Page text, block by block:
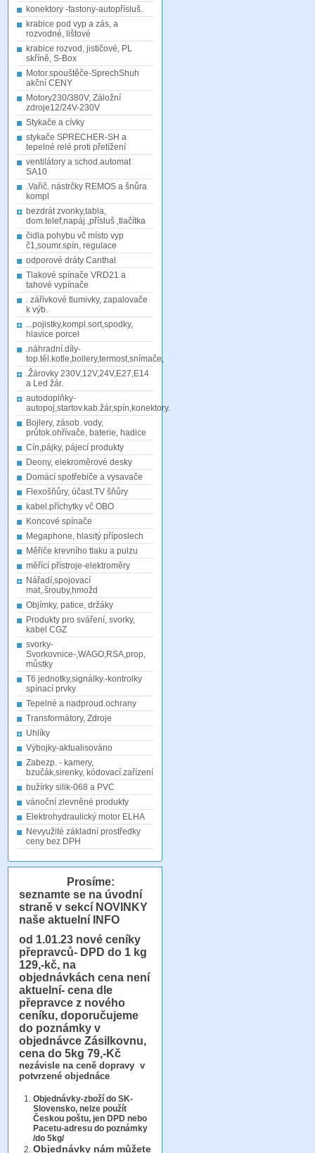
konektory -fastony-autopřísluš.
krabice pod vyp a zás, a
rozvodné, lištové
krabice rozvod, jističové, PL
skříně, S-Box
Motor.spouštěče-SprechShuh
akční CENY
Motory230/380V, Záložní
zdroje12/24V-230V
Stykače a cívky
stykače SPRECHER-SH a
tepelné relé proti přetížení
ventilátory a schod.automat
SA10
.Vařič. nástrčky REMOS a šnůra
kompl
bezdrát zvonky,tabla,
dom.telef,napáj.,přísluš ,tlačítka
čidla pohybu vč místo vyp
č1,soumr.spín, regulace
odporové dráty Canthal
Tlakové spínače VRD21 a
tahové vypínače
. zářivkové tlumivky, zapalovače
k výb.
...pojistky,kompl.sort,spodky,
hlavice porcel
.náhradní.díly-
top.těl.kotle,boilery,termost,snímače,
.Žárovky 230V,12V,24V,E27,E14
a Led žár.
autodoplňky-
autopoj,startov.kab.žár,spín,konektory.
Bojlery, zásob. vody,
průtok.ohřívače, baterie, hadice
Cín,pájky, pájecí produkty
Deony, elekroměrové desky
Domácí spotřebiče a vysavače
Flexošňůry, účast.TV šňůry
kabel.příchytky vč OBO
Koncové spínače
Megaphone, hlasitý příposlech
Měřiče krevního tlaku a pulzu
měřící přístroje-elektroměry
Nářadí,spojovací
mat,.šrouby,hmožd
Objímky, patice, držáky
Produkty pro sváření, svorky,
kabel CGZ
svorky-
Svorkovnice-,WAGO,RSA,prop,
můstky
T6 jednotky,signálky.-kontrolky
spínací prvky
Tepelné a nadproud.ochrany
Transformátory, Zdroje
Uhlíky
Výbojky-aktualisováno
Zabezp. - kamery,
bzučák,sirenky, kódovací.zařízení
bužírky silik-068 a PVC
vánoční zlevněné produkty
Elektrohydraulický motor ELHA
Nevyužité základní prostředky
ceny bez DPH
Prosíme:
seznamte se na úvodní
straně v sekcí NOVINKY
naše aktuelní INFO
od 1.01.23 nové ceníky
přepravců- DPD do 1 kg
129,-kč, na
objednávkách cena není
aktuelní- cena dle
přepravce z nového
ceníku, doporučujeme
do poznámky v
objednávce Zásilkovnu,
cena do 5kg 79,-Kč
nezávisle na ceně dopravy v
potvrzené objednáce
Objednávky-zboží do SK-
Slovensko, nelze použít
Českou poštu, jen DPD nebo
Pacetu-adresu do poznámky
/do 5kg/
Objednávky nám můžete